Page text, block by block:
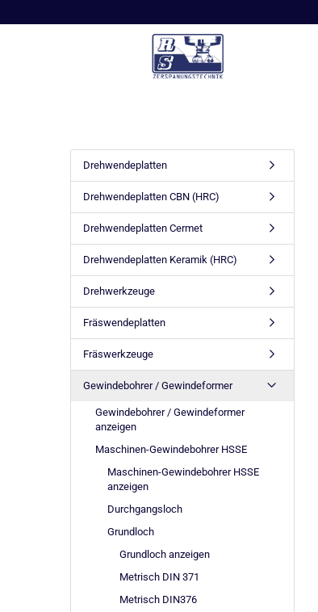
Drehwendeplatten
Drehwendeplatten CBN (HRC)
Drehwendeplatten Cermet
Drehwendeplatten Keramik (HRC)
Drehwerkzeuge
Fräswendeplatten
Fräswerkzeuge
Gewindebohrer / Gewindeformer
Gewindebohrer / Gewindeformer
anzeigen
Maschinen-Gewindebohrer HSSE
Maschinen-Gewindebohrer HSSE
anzeigen
Durchgangsloch
Grundloch
Grundloch anzeigen
Metrisch DIN 371
Metrisch DIN376